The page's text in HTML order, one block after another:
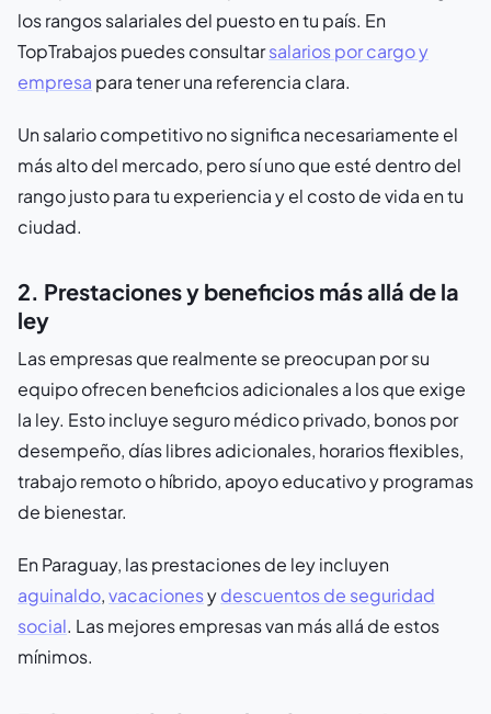
los rangos salariales del puesto en tu país. En
TopTrabajos puedes consultarsalarios por cargo y
empresa para tener una referencia clara.
Un salario competitivo no significa necesariamente el
más alto del mercado, pero sí uno que esté dentro del
rango justo para tu experiencia y el costo de vida en tu
ciudad.
2. Prestaciones y beneficios más allá de la
ley
Las empresas que realmente se preocupan por su
equipo ofrecen beneficios adicionales a los que exige
la ley. Esto incluye seguro médico privado, bonos por
desempeño, días libres adicionales, horarios flexibles,
trabajo remoto o híbrido, apoyo educativo y programas
de bienestar.
En Paraguay, las prestaciones de ley incluyen
aguinaldo,vacacionesydescuentos de seguridad
social. Las mejores empresas van más allá de estos
mínimos.